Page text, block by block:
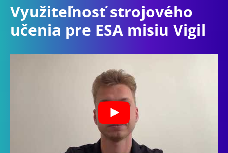
Využiteľnosť strojového
učenia pre ESA misiu Vigil